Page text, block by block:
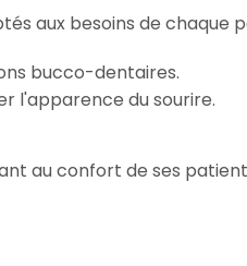
aux besoins de chaque
bucco-dentaires.
l'apparence du sourire.
au confort de ses